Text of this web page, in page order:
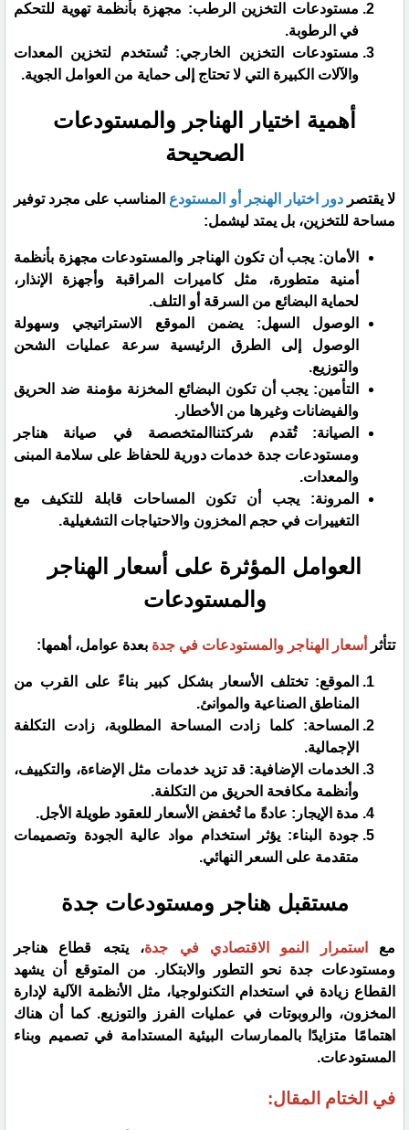
​مستودعات التخزين الرطب: مجهزة بأنظمة تهوية للتحكم
في الرطوبة.
​مستودعات التخزين الخارجي: تُستخدم لتخزين المعدات
والآلات الكبيرة التي لا تحتاج إلى حماية من العوامل الجوية.
​أهمية اختيار الهناجر والمستودعات
الصحيحة
​لا يقتصردور اختيار الهنجر أو المستودع المناسب على مجرد توفير
مساحة للتخزين، بل يمتد ليشمل:
​الأمان: يجب أن تكون الهناجر والمستودعات مجهزة بأنظمة
أمنية متطورة، مثل كاميرات المراقبة وأجهزة الإنذار،
لحماية البضائع من السرقة أو التلف.
​الوصول السهل: يضمن الموقع الاستراتيجي وسهولة
الوصول إلى الطرق الرئيسية سرعة عمليات الشحن
والتوزيع.
التأمين: يجب أن تكون البضائع المخزنة مؤمنة ضد الحريق
والفيضانات وغيرها من الأخطار.
الصيانة: تُقدم شركتناالمتخصصة في صيانة هناجر
ومستودعات جدة خدمات دورية للحفاظ على سلامة المبنى
والمعدات.
​المرونة: يجب أن تكون المساحات قابلة للتكيف مع
التغييرات في حجم المخزون والاحتياجات التشغيلية.
​العوامل المؤثرة على أسعار الهناجر
والمستودعات
​تتأثر أسعار الهناجر والمستودعات في جدة بعدة عوامل، أهمها:
​الموقع: تختلف الأسعار بشكل كبير بناءً على القرب من
المناطق الصناعية والموانئ.
​المساحة: كلما زادت المساحة المطلوبة، زادت التكلفة
الإجمالية.
​الخدمات الإضافية: قد تزيد خدمات مثل الإضاءة، والتكييف،
وأنظمة مكافحة الحريق من التكلفة.
​مدة الإيجار: عادةً ما تُخفض الأسعار للعقود طويلة الأجل.
جودة البناء: يؤثر استخدام مواد عالية الجودة وتصميمات
متقدمة على السعر النهائي.
​مستقبل هناجر ومستودعات جدة
​مع استمرار النمو الاقتصادي في جدة، يتجه قطاع هناجر
ومستودعات جدة نحو التطور والابتكار. من المتوقع أن يشهد
القطاع زيادة في استخدام التكنولوجيا، مثل الأنظمة الآلية لإدارة
المخزون، والروبوتات في عمليات الفرز والتوزيع. كما أن هناك
اهتمامًا متزايدًا بالممارسات البيئية المستدامة في تصميم وبناء
المستودعات.
​في الختام المقال: